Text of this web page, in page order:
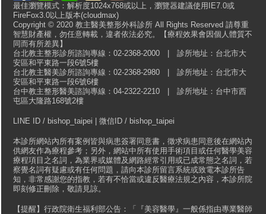
最佳瀏覽模式：解析度1024x768或以上，瀏覽器建議使用IE7.0或
FireFox3.0以上版本(cloudmax)
Copyright © 2020 教主醫美整形外科診所 All Rights Reserved 請尊重
智慧財產權，勿任意轉載，違者依法必究。【療程效果會因個人體質不
同而有所差異】
台北教主整形診所諮詢專線：02-2368-2000 | 診所地址：台北市大
安區和平東路一段6號5樓
台北教主醫美診所諮詢專線：02-2368-2980 | 診所地址：台北市大
安區和平東路一段6號6樓
台中教主整形醫美諮詢專線：04-2322-2210 | 診所地址：台中市西
屯區大隆路168號2樓
LINE ID / bishop_taipei | 微信ID / bishop_taipei
本診所網站內所有案例皆與病患簽署同意書，徵求病患同意後在網站內
供網友作為療程參考；另外，網站中所有使用手術項目或任何醫學美容
療程項目之名詞，為業界或媒體及網路經常引用或已成常態之名詞，若
察覺名詞有疑慮或有任何問題，請向本診所留言系統或致電本診所告
知，非常感謝您的指教，若有不恰當或違反醫療法規之內容，本診所院
即刻修正刪除，敬請見諒。
【提醒】行政院衛生福利部公告：「『美容醫學』一般係指由專業醫師